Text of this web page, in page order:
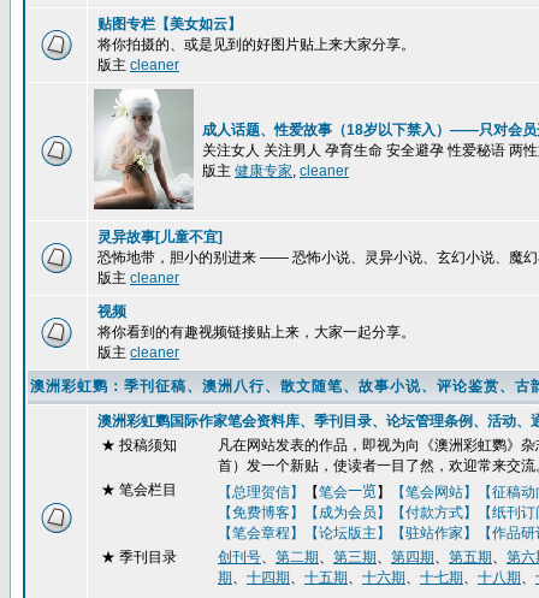
贴图专栏【美女如云】
将你拍摄的、或是见到的好图片贴上来大家分享。
版主 cleaner
成人话题、性爱故事（18岁以下禁入）——只对会员
关注女人 关注男人 孕育生命 安全避孕 性爱秘语 两
版主 健康专家, cleaner
灵异故事[儿童不宜]
恐怖地带，胆小的别进来 —— 恐怖小说、灵异小说、玄幻小说、魔
版主 cleaner
视频
将你看到的有趣视频链接贴上来，大家一起分享。
版主 cleaner
澳洲彩虹鹦：季刊征稿、澳洲八行、散文随笔、故事小说、评论鉴赏、
澳洲彩虹鹦国际作家笔会资料库、季刊目录、论坛管理条例、活动
★ 投稿须知
凡在网站发表的作品，即视为向《澳洲彩虹鹦》
首）发一个新贴，使读者一目了然，欢迎常来交
★ 笔会栏目
【总理贺信】 【笔会一览】 【笔会网站】
【征稿
【免费博客】
【成为会员】【付款方式】【纸刊
【笔会章程】
【论坛版主】 【驻站作家】
【作品
★ 季刊目录 创刊号、 第二期、 第三期、 第四期、 第五期、 第六
期、 十四期、 十五期、 十六期、 十七期、 十八期、